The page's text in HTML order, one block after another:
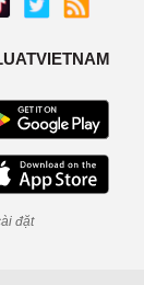
đặt